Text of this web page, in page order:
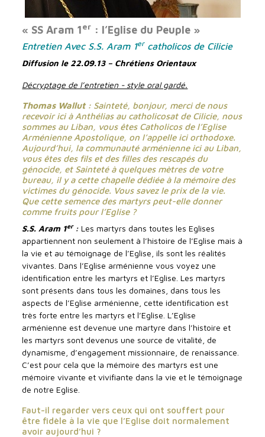
« SS Aram 1er : l’Eglise du Peuple »
Entretien Avec S.S. Aram 1ercatholicos de Cilicie
Diffusion le 22.09.13 – Chrétiens Orientaux
Décryptage de l’entretien - style oral gardé.
Thomas Wallut : Sainteté, bonjour, merci de nous
recevoir ici à Anthélias au catholicosat de Cilicie, nous
sommes au Liban, vous êtes Catholicos de l’Eglise
Arménienne Apostolique, on l’appelle ici orthodoxe.
Aujourd’hui, la communauté arménienne ici au Liban,
vous êtes des fils et des filles des rescapés du
génocide, et Sainteté à quelques mètres de votre
bureau, il y a cette chapelle dédiée à la mémoire des
victimes du génocide. Vous savez le prix de la vie.
Que cette semence des martyrs peut-elle donner
comme fruits pour l’Eglise ?
S.S. Aram 1er:Les martyrs dans toutes les Eglises
appartiennent non seulement à l’histoire de l’Eglise mais à
la vie et au témoignage de l’Eglise, ils sont les réalités
vivantes. Dans l’Eglise arménienne vous voyez une
identification entre les martyrs et l’Eglise. Les martyrs
sont présents dans tous les domaines, dans tous les
aspects de l’Eglise arménienne, cette identification est
très forte entre les martyrs et l’Eglise. L’Eglise
arménienne est devenue une martyre dans l’histoire et
les martyrs sont devenus une source de vitalité, de
dynamisme, d’engagement missionnaire, de renaissance.
C’est pour cela que la mémoire des martyrs est une
mémoire vivante et vivifiante dans la vie et le témoignage
de notre Eglise.
Faut-il regarder vers ceux qui ont souffert pour
être fidèle à la vie que l’Eglise doit normalement
avoir aujourd’hui ?